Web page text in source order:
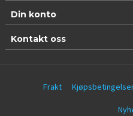
Din konto
Kontakt oss
Frakt